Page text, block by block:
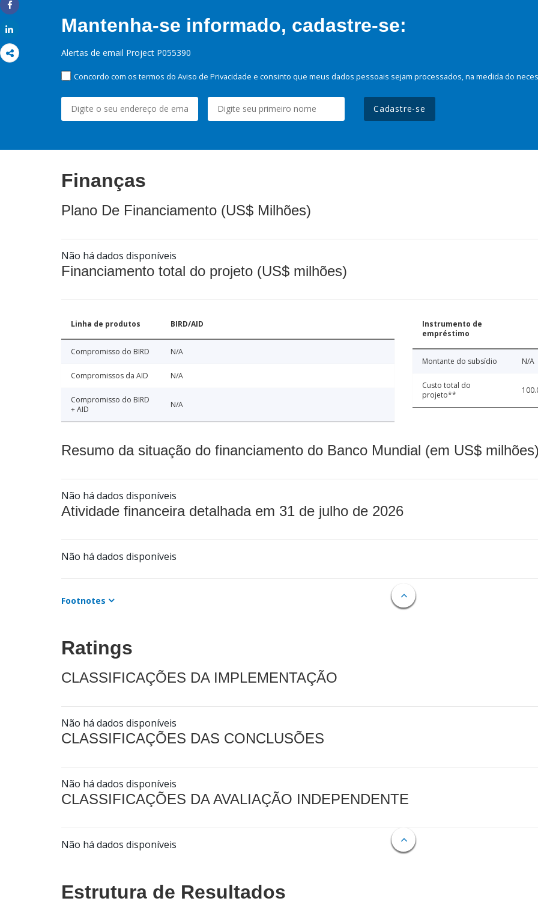
Share
Mantenha-se informado, cadastre-se:
Alertas de email Project P055390
Concordo com os termos do Aviso de Privacidade e consinto que meus dados pessoais sejam processados, na medida do
Cadastre-se
Finanças
Plano De Financiamento (US$ Milhões)
Não há dados disponíveis
Financiamento total do projeto (US$ milhões)
Linha de produtos BIRD/AID
Compromisso do BIRD N/A
Compromissos da AID N/A
Compromisso do BIRD
+ AID
N/A
Instrumento de
empréstimo
Montante do subsídio N/A
Custo total do
projeto**
Resumo da situação do financiamento do Banco Mundial (em US$
Não há dados disponíveis
Atividade financeira detalhada em 31 de julho de 2026
Não há dados disponíveis
Footnotes
Ratings
CLASSIFICAÇÕES DA IMPLEMENTAÇÃO
Não há dados disponíveis
CLASSIFICAÇÕES DAS CONCLUSÕES
Não há dados disponíveis
CLASSIFICAÇÕES DA AVALIAÇÃO INDEPENDENTE
Não há dados disponíveis
Estrutura de Resultados